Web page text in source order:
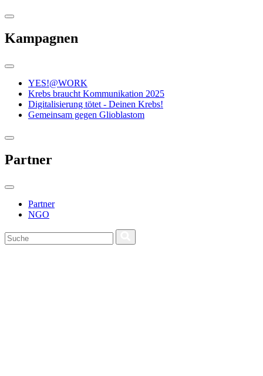
Kampagnen
YES!@WORK
Krebs braucht Kommunikation 2025
Digitalisierung tötet - Deinen Krebs!
Gemeinsam gegen Glioblastom
Partner
Partner
NGO